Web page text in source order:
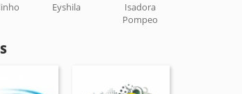
Eyshila
Isadora
Pompeo